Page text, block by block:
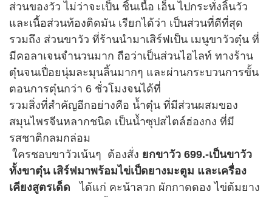
ส่วนของวัว ไม่ว่าจะเป็น ชิ้นเนื้อ เอ็น ไปกระทั่งลิ้นวัว
และเนื้อส่วนท้องติดมัน เรียกได้ว่า เป็นส่วนที่ดีที่สุด
รวมถึง ส่วนขาวัว ที่ร้านนำมาเสิร์ฟเป็น เมนูขาวัวตุ๋น ที่
มีคอลาเจนจำนวนมาก ถือว่าเป็นส่วนไฮไลท์ ทางร้าน
ตุ๋นจนเปื่อยนุ่มละมุนลิ้นมากๆ และผ่านกระบวนการขั้น
ตอนการตุ๋นกว่า 6 ชั่วโมงจนได้ที่
รวมสิ่งที่สำคัญอีกอย่างคือ น้ำตุ๋น ที่มีส่วนผสมของ
สมุนไพรจีนหลากชนิด เป็นน้ำซุปสไตล์ฮ่องกง ที่มี
รสชาติกลมกล่อม
ใครชอบขาวัวเน้นๆ ต้องสั่ง ยกขาวัว 699.-เป็นขาวัว
ทั้งขาตุ๋น เสิร์ฟมาพร้อมไข่เป็ดยางมะตูม และเครื่อง
เคียงสูตรเด็ด ได้แก่ คะน้าลวก ผักกาดดอง ไข่ต้มยาง